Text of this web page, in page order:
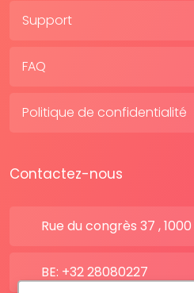
Support
FAQ
Politique de confidentialité
Contactez-nous
Rue du congrès 37 ,
BE: +32 28080227